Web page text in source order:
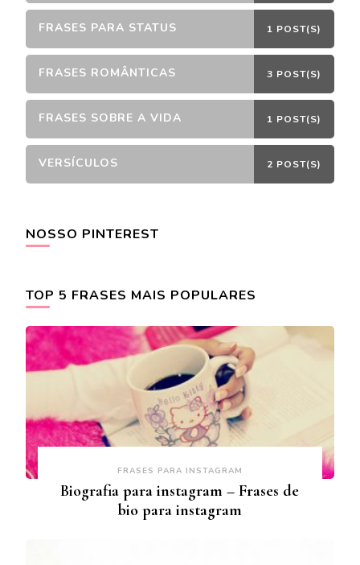
FRASES PARA STATUS 1 POST(S)
FRASES ROMÂNTICAS 3 POST(S)
FRASES SOBRE A VIDA 1 POST(S)
VERSÍCULOS 2 POST(S)
NOSSO PINTEREST
TOP 5 FRASES MAIS POPULARES
FRASES PARA INSTAGRAM
Biografia para instagram – Frases de
bio para instagram